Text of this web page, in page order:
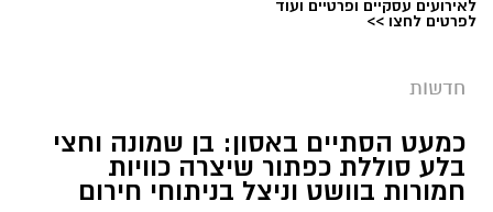
מערכת ירושלים נט / 09:11 06.08.26
הסמים המסוכנים, בוצעו בימים האחרונים שתי
פעילויות ממוקדות, שהובילו למעצר של שלושה
לאירועים עסקיים ופרטיים ועוד
לפרטים לחצו >>
חדשות
כמעט הסתיים באסון: בן שמונה וחצי
בלע סוללת כפתור שיצרה כוויות
חמורות בוושט וניצל בניתוחי חירום